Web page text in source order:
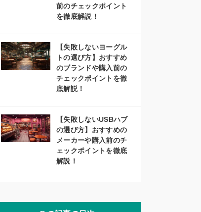
前のチェックポイント
を徹底解説！
【失敗しないヨーグル
トの選び方】おすすめ
のブランドや購入前の
チェックポイントを徹
底解説！
【失敗しないUSBハブ
の選び方】おすすめの
メーカーや購入前のチ
ェックポイントを徹底
解説！